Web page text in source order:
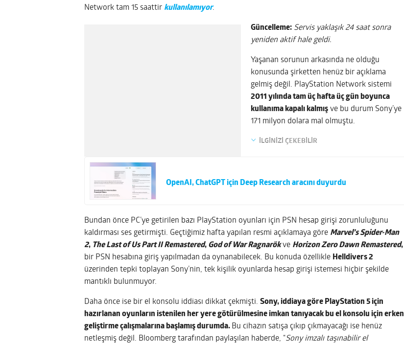
Network tam 15 saattir kullanılamıyor.
Güncelleme: Servis yaklaşık 24 saat sonra
yeniden aktif hale geldi.
Yaşanan sorunun arkasında ne olduğu
konusunda şirketten henüz bir açıklama
gelmiş değil. PlayStation Network sistemi
2011 yılında tam üç hafta üç gün boyunca
kullanıma kapalı kalmış ve bu durum Sony’ye
171 milyon dolara mal olmuştu.
İLGİNİZİ ÇEKEBİLİR
OpenAI, ChatGPT için Deep Research aracını duyurdu
Bundan önce PC’ye getirilen bazı PlayStation oyunları için PSN hesap girişi zorunluluğunu
kaldırması ses getirmişti. Geçtiğimiz hafta yapılan resmi açıklamaya göre Marvel’s Spider-Man
2, The Last of Us Part II Remastered, God of War Ragnarökve Horizon Zero Dawn Remastered,
bir PSN hesabına giriş yapılmadan da oynanabilecek. Bu konuda özellikle Helldivers 2
üzerinden tepki toplayan Sony’nin, tek kişilik oyunlarda hesap girişi istemesi hiçbir şekilde
mantıklı bulunmuyor.
Daha önce ise bir el konsolu iddiası dikkat çekmişti. Sony, iddiaya göre PlayStation 5 için
hazırlanan oyunların istenilen her yere götürülmesine imkan tanıyacak bu el konsolu için erken
geliştirme çalışmalarına başlamış durumda. Bu cihazın satışa çıkıp çıkmayacağı ise henüz
netleşmiş değil. Bloomberg tarafından paylaşılan haberde, “Sony imzalı taşınabilir el